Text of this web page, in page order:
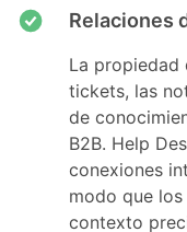
Relaciones
La propiedad
tickets, las
de
B2B. Help
conexiones
modo que
contexto